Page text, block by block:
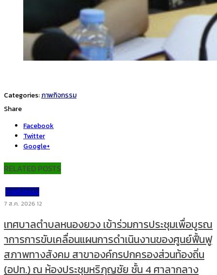
Categories:ภาพกิจกรรม
Share
Facebook
Twitter
Google+
RELATED POSTS
ภาพกิจกรรม
7 ส.ค. 2026 12
เทศบาลตำบลหนองยวง เข้าร่วมการประชุมเพื่อบูรณ
าการการขับเคลื่อนแผนการดำเนินงานของศูนย์ฟื้นฟู
สภาพทางสังคม สาขาองค์กรปกครองส่วนท้องถิ่น
(อปท.) ณ ห้องประชุมหริภุญชัย ชั้น 4 ศาลากลาง